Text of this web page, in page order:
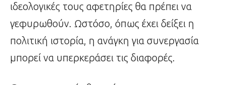
ιδεολογικές τους αφετηρίες θα πρέπει να
γεφυρωθούν. Ωστόσο, όπως έχει δείξει η
πολιτική ιστορία, η ανάγκη για συνεργασία
μπορεί να υπερκεράσει τις διαφορές.